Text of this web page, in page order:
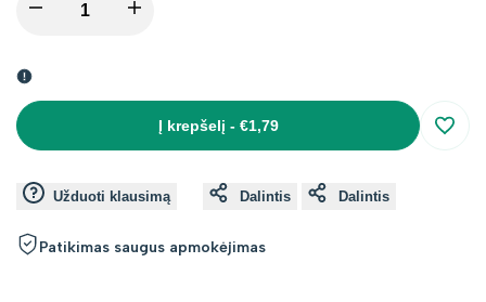
I18n
Missing
value
"product"
I18n
"product"
Į krepšelį - €1,79
Užduoti klausimą Dalintis Dalintis
Patikimas saugus apmokėjimas